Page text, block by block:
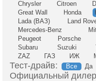
Chrysler
Citroen
Great Wall
Honda
Lada (ВАЗ)
Land
Mercedes-Benz
Peugeot
Porsche
Subaru
Suzuki
ZAZ
ГАЗ ИЖ
Тест-драйв: Все Да
Официальный